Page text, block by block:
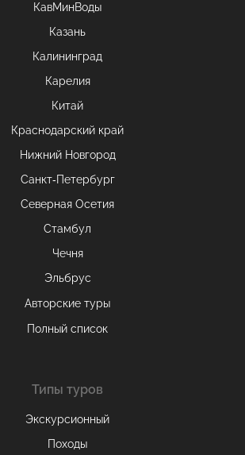
КавМинВоды
Казань
Калининград
Карелия
Китай
Краснодарский край
Нижний Новгород
Санкт-Петербург
Северная Осетия
Стамбул
Чечня
Эльбрус
Авторские туры
Полный список
Типы туров
Экскурсионный
Походы